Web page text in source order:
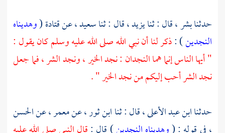
حدثنابشر ،قال : ثنايزيد ،قال : ثناسعيد ،عنقتادة(وهديناه
النجدين) :ذكر لنا أن نبي الله صلى الله عليه وسلم كان يقول :
" أيها الناس إنما هما النجدان : نجد الخير ، ونجد الشر ، فما جعل
نجد الشر أحب إليكم من نجد الخير " .
حدثناابن عبد الأعلى ،قال :ثنا ابن ثور ،عنمعمر ،عنالحسن